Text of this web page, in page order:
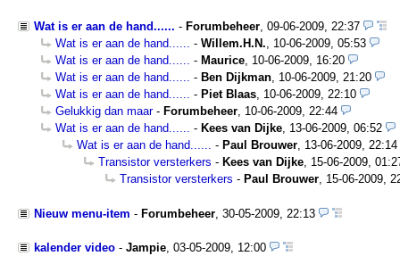
Wat is er aan de hand...... - Forumbeheer 09-06-2009, 22:37
Wat is er aan de hand......
- Willem.H.N.
10-06-2009, 05:53
Wat is er aan de hand......
- Maurice 10-06-2009, 16:20
Wat is er aan de hand......
- Ben Dijkman 10-06-2009, 21:20
Wat is er aan de hand......
- Piet Blaas 10-06-2009, 22:10
Gelukkig dan maar- Forumbeheer 10-06-2009, 22:44
Wat is er aan de hand......
- Kees van Dijke 13-06-2009, 06:52
Wat is er aan de hand......
- Paul Brouwer 13-06-2009, 22:14
Transistor versterkers - Kees van Dijke 15-06-2009,
Transistor versterkers - Paul Brouwer 15-06-2009,
Nieuw menu-item - Forumbeheer 30-05-2009, 22:13
kalender video - Jampie, 03-05-2009, 12:00